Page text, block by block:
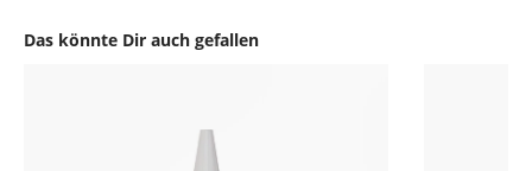
Das könnte Dir auch gefallen